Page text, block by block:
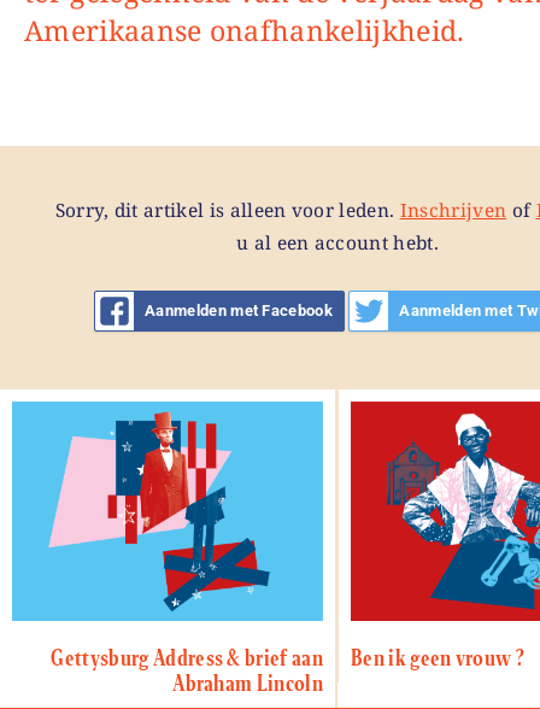
Amerikaanse onafhankelijkheid.
Sorry, dit artikel is alleen voor leden. Inschrijven of
u al een account hebt.
Aanmelden met Facebook Aanmelden met
Gettysburg Address & brief aan
Abraham Lincoln
Ben ik geen vrouw ?